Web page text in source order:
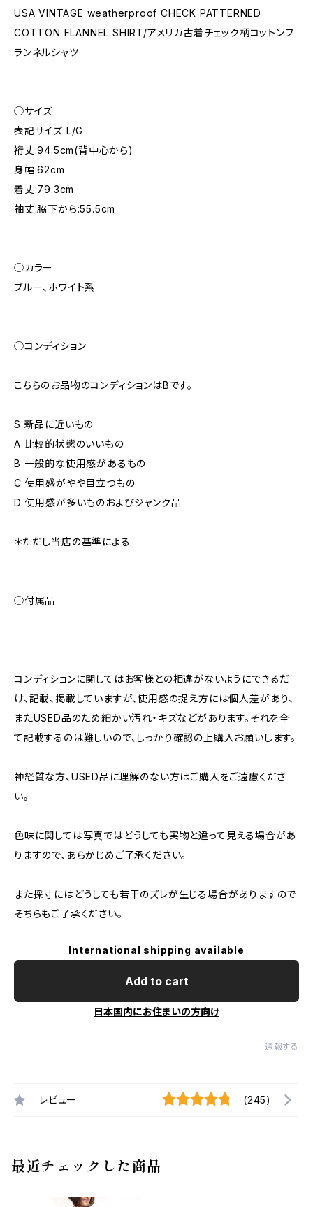
USA VINTAGE weatherproof CHECK PATTERNED
COTTON FLANNEL SHIRT/アメリカ古着チェック柄コットンフ
ランネルシャツ
◯サイズ
表記サイズ L/G
裄丈:94.5cm(背中心から)
身幅:62cm
着丈:79.3cm
袖丈:脇下から:55.5cm
◯カラー
ブルー、ホワイト系
◯コンディション
こちらのお品物のコンディションはBです。
S 新品に近いもの
A 比較的状態のいいもの
B 一般的な使用感があるもの
C 使用感がやや目立つもの
D 使用感が多いものおよびジャンク品
＊ただし当店の基準による
◯付属品
コンディションに関してはお客様との相違がないようにできるだ
け、記載、掲載していますが、使用感の捉え方には個人差があり、
またUSED品のため細かい汚れ・キズなどがあります。それを全
て記載するのは難しいので、しっかり確認の上購入お願いします。
神経質な方、USED品に理解のない方はご購入をご遠慮くださ
い。
色味に関しては写真ではどうしても実物と違って見える場合があ
りますので、あらかじめご了承ください。
また採寸にはどうしても若干のズレが生じる場合がありますので
そちらもご了承ください。
International shipping available
Add to cart
日本国内にお住まいの方向け
通報する
レビュー (245)
最近チェックした商品